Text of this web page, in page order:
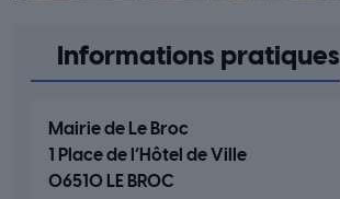
Informations pratiques
Mairie de Le Broc
1 Place de l’Hôtel de Ville
06510 LE BROC